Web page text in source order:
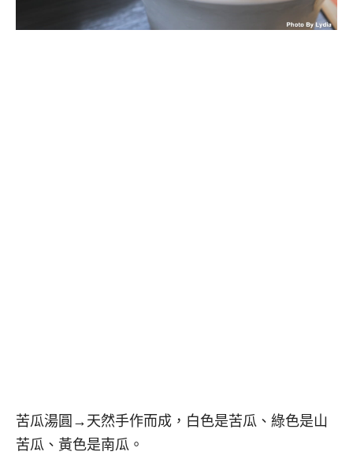
苦瓜湯圓→天然手作而成，白色是苦瓜、綠色是山
苦瓜、黃色是南瓜。